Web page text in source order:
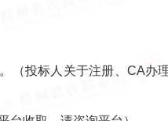
（投标人关于注册、CA办